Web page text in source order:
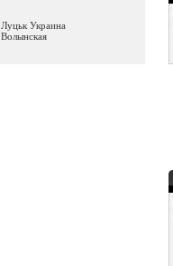
Луцьк Украина
Волынская